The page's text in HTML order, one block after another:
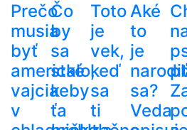
Prečo
musia
byť
americké
vajcia
v
Čo
by
sa
stalo,
keby
ťa
Toto
je
vek,
keď
sa
ti
Aké
to
je
narodiť
sa?
Veda